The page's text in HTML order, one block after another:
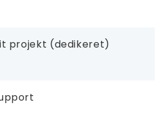
projekt (dedikeret)